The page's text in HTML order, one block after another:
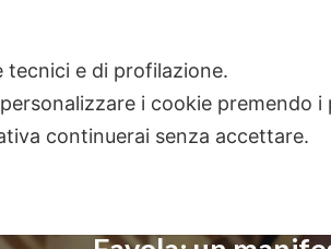
tecnici e di profilazione.
i cookie premendo i
continuerai senza accettare.